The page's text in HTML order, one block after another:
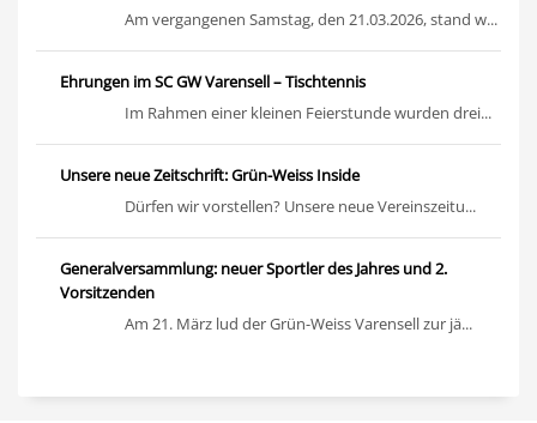
Am vergangenen Samstag, den 21.03.2026, stand w...
Ehrungen im SC GW Varensell – Tischtennis
Im Rahmen einer kleinen Feierstunde wurden drei...
Unsere neue Zeitschrift: Grün-Weiss Inside
Dürfen wir vorstellen? Unsere neue Vereinszeitu...
Generalversammlung: neuer Sportler des Jahres und 2.
Vorsitzenden
Am 21. März lud der Grün-Weiss Varensell zur jä...